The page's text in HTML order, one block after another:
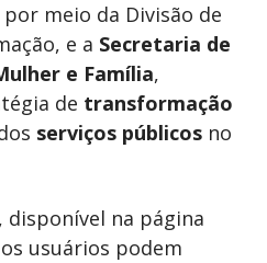
por meio da Divisão de
e a Secretaria de
e Família,
de transformação
serviços públicos no
na página
usuários podem